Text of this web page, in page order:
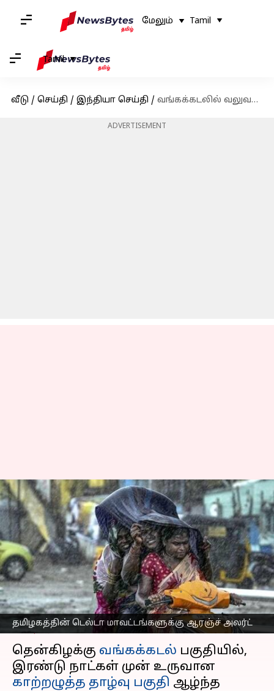
மேலும் Tamil
Tamil
வீடு / செய்தி / இந்தியா செய்தி / வங்கக்கடலில் வலுவடைந்த காற்றழுத்த தாழ்வு பகுதி: தமிழகத்தின் டெல்டா மாவட்டங்களுக்கு ஆரஞ்ச் அலர்ட்
ADVERTISEMENT
தமிழகத்தின் டெல்டா மாவட்டங்களுக்கு ஆரஞ்ச் அலர்ட்
வங்கக்கடலில்
வலுவடைந்த காற்றழுத்த
தாழ்வு பகுதி: தமிழகத்தின்
டெல்டா மாவட்டங்களுக்கு
ஆரஞ்ச் அலர்ட்
எழுதியவர் Venkatalakshmi V Nov 25, 2024 09:00 am
செய்தி முன்னோட்டம்
தென்கிழக்கு வங்கக்கடல் பகுதியில்,
இரண்டு நாட்கள் முன் உருவான
காற்றழுத்த தாழ்வு பகுதி ஆழ்ந்த